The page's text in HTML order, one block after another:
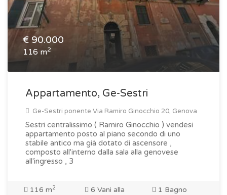
€ 90.000
116 m2
Appartamento, Ge-Sestri
Ge-Sestri ponente Via Ramiro Ginocchio 20, Genova
Sestri centralissimo ( Ramiro Ginocchio ) vendesi
appartamento posto al piano secondo di uno
stabile antico ma già dotato di ascensore ,
composto all'interno dalla sala alla genovese
all'ingresso , 3
116 m2 6 Vani alla 1 Bagno